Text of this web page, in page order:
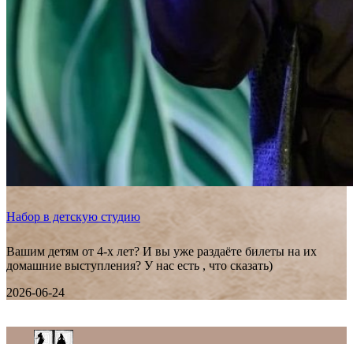
Набор в детскую студию
Вашим детям от 4-х лет? И вы уже раздаёте билеты на их
домашние выступления? У нас есть , что сказать)
2026-06-24